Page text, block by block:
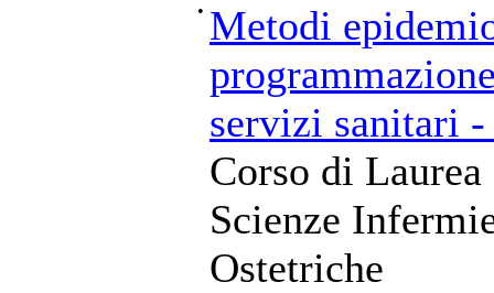
• Metodi
servizi sanitari
Corso di
Scienze
Ostetriche